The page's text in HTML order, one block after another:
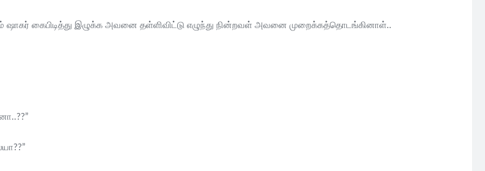
ஷாகர் கைபிடித்து இழுக்க அவனை தள்ளிவிட்டு எழுந்து நின்றவள் அவனை முறைக்கத்தொடங்கினாள்..